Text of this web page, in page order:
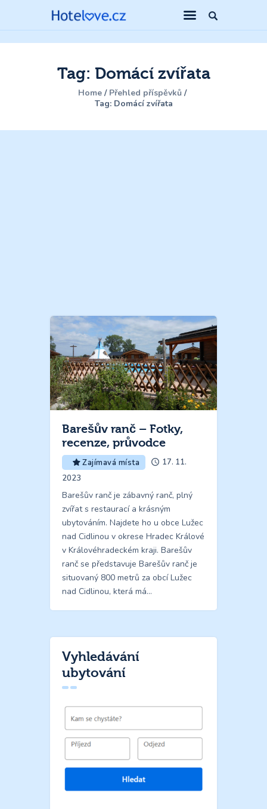
Tag: Domácí zvířata
Home
Přehled příspěvků
Tag: Domácí zvířata
Barešův ranč – Fotky,
recenze, průvodce
Zajímavá místa
17. 11.
2023
Barešův ranč je zábavný ranč, plný
zvířat s restaurací a krásným
ubytováním. Najdete ho u obce Lužec
nad Cidlinou v okrese Hradec Králové
v Královéhradeckém kraji. Barešův
ranč se představuje Barešův ranč je
situovaný 800 metrů za obcí Lužec
nad Cidlinou, která má…
Vyhledávání
ubytování